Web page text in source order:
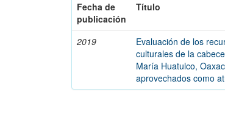
Fecha de
publicación
Título
2019
Evaluación de los
culturales de la
María Huatulco,
aprovechados como